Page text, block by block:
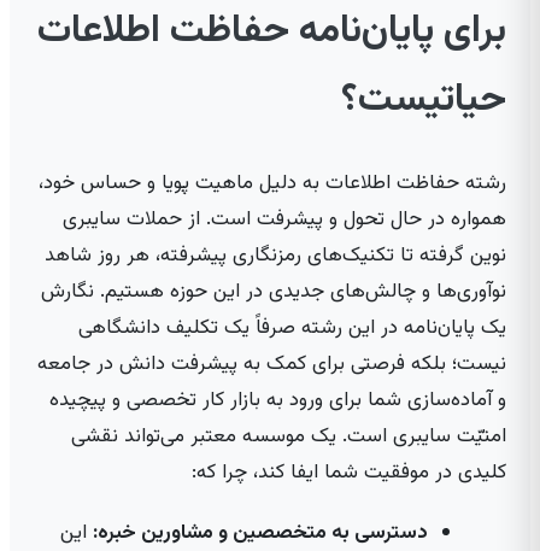
برای پایان‌نامه حفاظت اطلاعات
حیاتیست؟
رشته حفاظت اطلاعات به دلیل ماهیت پویا و حساس خود،
همواره در حال تحول و پیشرفت است. از حملات سایبری
نوین گرفته تا تکنیک‌های رمزنگاری پیشرفته، هر روز شاهد
نوآوری‌ها و چالش‌های جدیدی در این حوزه هستیم. نگارش
یک پایان‌نامه در این رشته صرفاً یک تکلیف دانشگاهی
نیست؛ بلکه فرصتی برای کمک به پیشرفت دانش در جامعه
و آماده‌سازی شما برای ورود به بازار کار تخصصی و پیچیده
امنیّت سایبری است. یک موسسه معتبر می‌تواند نقشی
کلیدی در موفقیت شما ایفا کند، چرا که:
دسترسی به متخصصین و مشاورین خبره: این